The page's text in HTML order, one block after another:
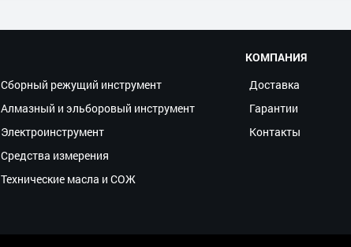
Сборный режущий инструмент
Алмазный и эльборовый инструмент
Электроинструмент
Средства измерения
Технические масла и СОЖ
КОМПАНИЯ
Доставка
Гарантии
Контакты